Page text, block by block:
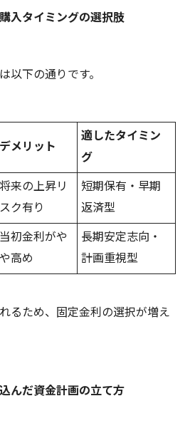
入タイミングの選択肢
以下の通りです。
デメリット
適したタイミン
グ
将来の上昇リ
スク有り
短期保有・早期
返済型
当初金利がや
や高め
長期安定志向・
計画重視型
るため、固定金利の選択が増え
んだ資金計画の立て方